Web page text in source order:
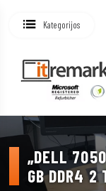
Kategorijos
„DELL
GB DDR4 2